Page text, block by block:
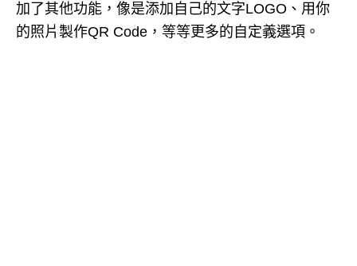
加了其他功能，像是添加自己的文字LOGO、用你
的照片製作QR Code，等等更多的自定義選項。